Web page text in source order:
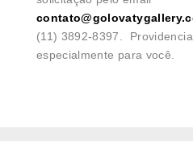
(11) 3892-8397.
especialmente para você.